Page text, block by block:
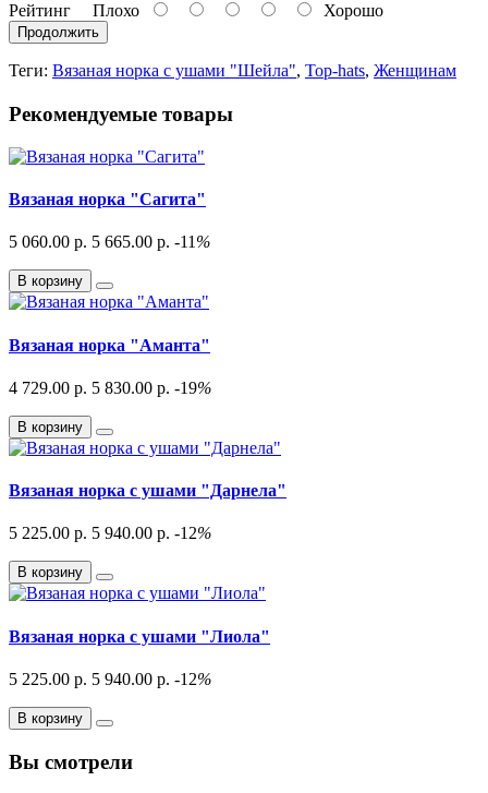
Рейтинг Плохо Хорошо
Продолжить
Теги: Вязаная норка с ушами "Шейла", Top-hats, Женщинам
Рекомендуемые товары
Вязаная норка "Сагита"
5 060.00 р. 5 665.00 р. -11 %
В корзину
Вязаная норка "Аманта"
4 729.00 р. 5 830.00 р. -19%
В корзину
Вязаная норка с ушами "Дарнела"
5 225.00 р. 5 940.00 р. -12%
В корзину
Вязаная норка с ушами "Лиола"
5 225.00 р. 5 940.00 р. -12%
В корзину
Вы смотрели